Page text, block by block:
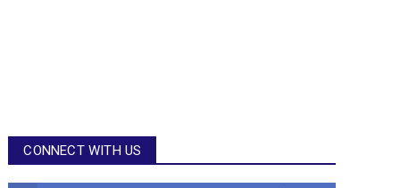
CONNECT WITH US